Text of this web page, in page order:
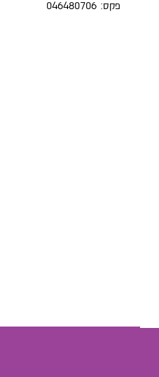
פקס: 046480706